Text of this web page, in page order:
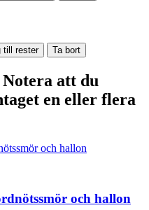
till rester Ta bort
Notera att du
en eller flera
och hallon